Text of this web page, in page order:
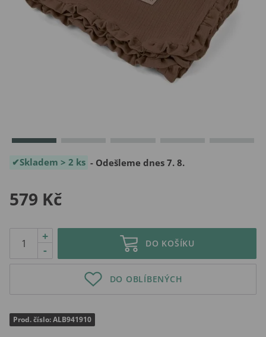
Skladem > 2 ks - Odešleme dnes 7. 8.
579 Kč
-
+
DO KOŠÍKU
DO OBLÍBENÝCH
Prod. číslo: ALB941910